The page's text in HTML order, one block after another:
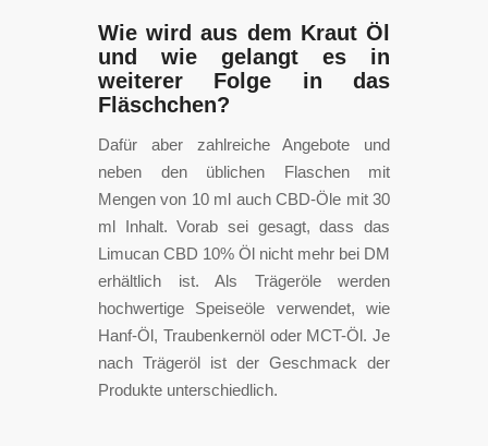
Wie wird aus dem Kraut Öl
und wie gelangt es in
weiterer Folge in das
Fläschchen?
Dafür aber zahlreiche Angebote und
neben den üblichen Flaschen mit
Mengen von 10 ml auch CBD-Öle mit 30
ml Inhalt. Vorab sei gesagt, dass das
Limucan CBD 10% Öl nicht mehr bei DM
erhältlich ist. Als Trägeröle werden
hochwertige Speiseöle verwendet, wie
Hanf-Öl, Traubenkernöl oder MCT-Öl. Je
nach Trägeröl ist der Geschmack der
Produkte unterschiedlich.